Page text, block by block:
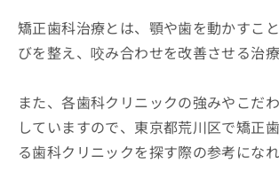
矯正歯科治療とは、顎や歯を動かすこ
びを整え、咬み合わせを改善させる治療
また、各歯科クリニックの強みやこだ
していますので、東京都荒川区で矯正
る歯科クリニックを探す際の参考になれ
い
合
わ
は
こ
ち
ら
の
お
問
合
わ
せ
は
店
方
こ
ち